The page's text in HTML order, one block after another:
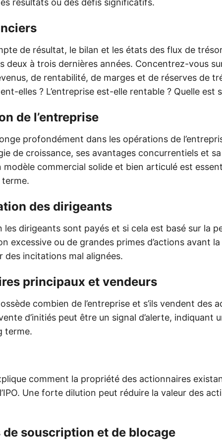
résultats ou des défis significatifs.
de résultat, le bilan et les états des flux de
deux à trois dernières années. Concentrez-vous
de rentabilité, de marges et de réserves de
elles ? L’entreprise est-elle rentable ? Quelle est
de l’entreprise
profondément dans les opérations de
de croissance, ses avantages concurrentiels et
modèle commercial solide et bien articulé est
des dirigeants
les dirigeants sont payés et si cela est basé sur la
excessive ou de grandes primes d’actions avant
des incitations mal alignées.
principaux et vendeurs
combien de l’entreprise et s’ils vendent des
d’initiés peut être un signal d’alerte, indiquant
terme.
comment la propriété des actionnaires
Une forte dilution peut réduire la valeur des
de souscription et de blocage